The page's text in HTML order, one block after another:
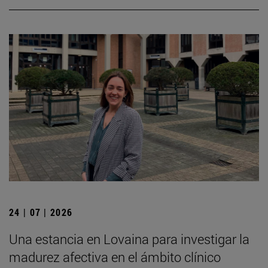
24 | 07 | 2026
Una estancia en Lovaina para investigar la
madurez afectiva en el ámbito clínico